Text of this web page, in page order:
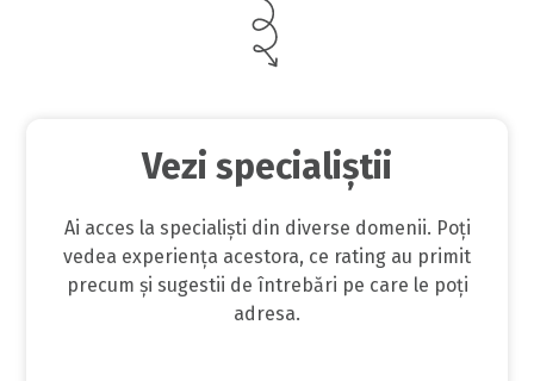
Vezi specialiștii
Ai acces la specialiști din diverse domenii. Poți
vedea experiența acestora, ce rating au primit
precum și sugestii de întrebări pe care le poți
adresa.